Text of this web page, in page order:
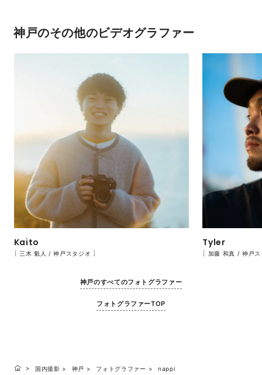
神戸のその他のビデオグラファー
Kaito
［ 三木 魁人 / 神戸スタジオ ］
Tyler
［ 加藤 和真 / 神戸ス
神戸のすべてのフォトグラファー
フォトグラファーTOP
国内撮影 神戸 フォトグラファー nappi